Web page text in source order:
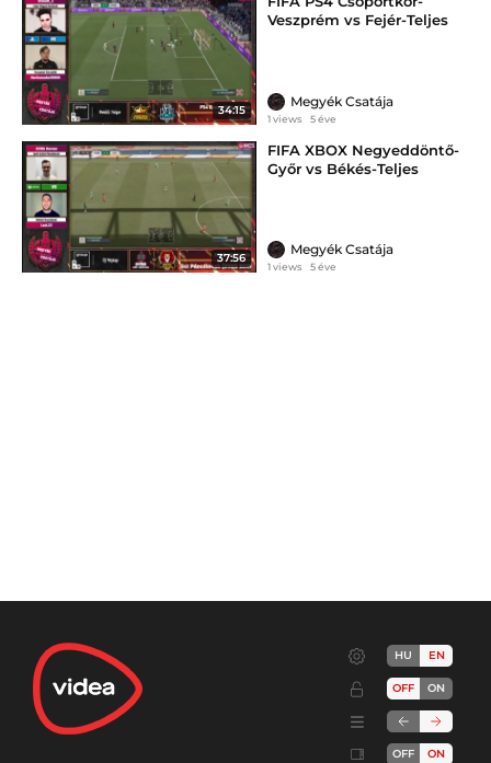
34:15
Veszprém vs Fejér-Teljes
Megyék Csatája
1 views 5 éve
37:56
FIFA XBOX Negyeddöntő-
Győr vs Békés-Teljes
Megyék Csatája
1 views 5 éve
HU EN
OFF ON
OFF ON